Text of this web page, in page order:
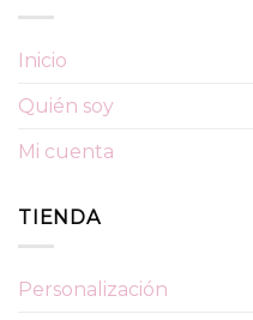
Inicio
Quién soy
Mi cuenta
TIENDA
Personalización